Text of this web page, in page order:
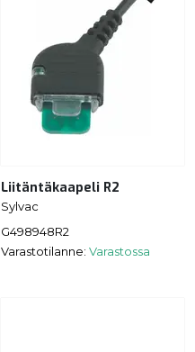
Liitäntäkaapeli R2
Sylvac
G498948R2
Varastotilanne: Varastossa